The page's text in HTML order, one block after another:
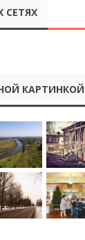
СЕТЯХ
КАРТИНКОЙ